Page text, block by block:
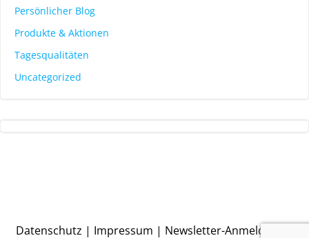
Persönlicher Blog
Produkte & Aktionen
Tagesqualitäten
Uncategorized
Datenschutz | Impressum | Newsletter-Anmeldung